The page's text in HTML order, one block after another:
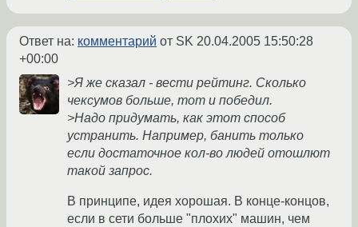
Ответ на: комментарий от SK 20.04.2005 15:50:28
+00:00
>Я же сказал - вести рейтинг. Сколько
чексумов больше, тот и победил.
>Надо придумать, как этот способ
устранить. Например, банить только
если достаточное кол-во людей отошлют
такой запрос.
В принципе, идея хорошая. В конце-концов,
если в сети больше "плохих" машин, чем